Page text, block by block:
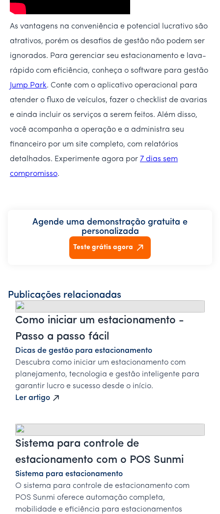
As vantagens na conveniência e potencial lucrativo são
atrativos, porém os desafios de gestão não podem ser
ignorados. Para gerenciar seu estacionamento e lava-
rápido com eficiência, conheça o software para gestão
Jump Park. Conte com o aplicativo operacional para
atender o fluxo de veículos, fazer o checklist de avarias
e ainda incluir os serviços a serem feitos. Além disso,
você acompanha a operação e a administra seu
financeiro por um site completo, com relatórios
detalhados. Experimente agora por 7 dias sem
compromisso.
Agende uma demonstração gratuita e
personalizada
Teste grátis agora
Publicações relacionadas
Como iniciar um estacionamento -
Passo a passo fácil
Dicas de gestão para estacionamento
Descubra como iniciar um estacionamento com
planejamento, tecnologia e gestão inteligente para
garantir lucro e sucesso desde o início.
Ler artigo
Sistema para controle de
estacionamento com o POS Sunmi
Sistema para estacionamento
O sistema para controle de estacionamento com
POS Sunmi oferece automação completa,
mobilidade e eficiência para estacionamentos